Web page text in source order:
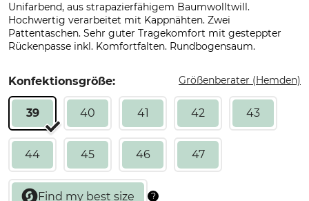
Unifarbend, aus strapazierfähigem Baumwolltwill.
Hochwertig verarbeitet mit Kappnähten. Zwei
Pattentaschen. Sehr guter Tragekomfort mit gesteppter
Rückenpasse inkl. Komfortfalten. Rundbogensaum.
Konfektionsgröße: Größenberater (Hemden)
39 40 41 42 43
44 45 46 47